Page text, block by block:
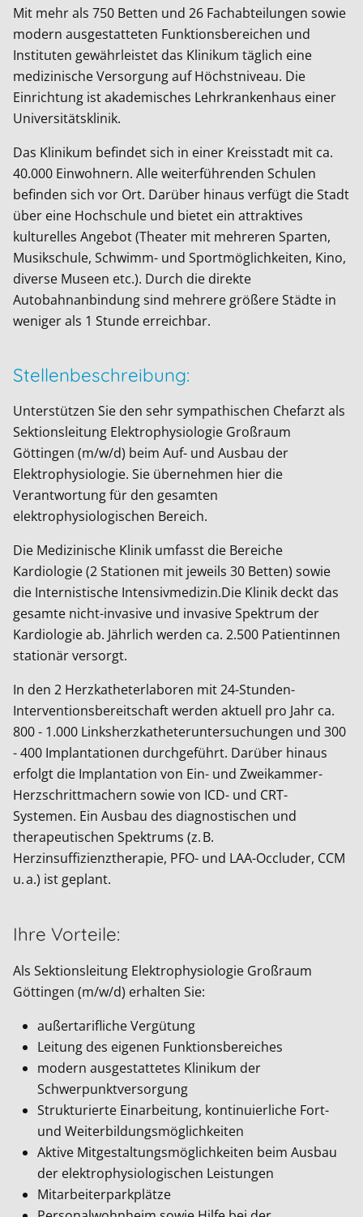
Mit mehr als 750 Betten und 26 Fachabteilungen sowie
modern ausgestatteten Funktionsbereichen und
Instituten gewährleistet das Klinikum täglich eine
medizinische Versorgung auf Höchstniveau. Die
Einrichtung ist akademisches Lehrkrankenhaus einer
Universitätsklinik.
Das Klinikum befindet sich in einer Kreisstadt mit ca.
40.000 Einwohnern. Alle weiterführenden Schulen
befinden sich vor Ort. Darüber hinaus verfügt die Stadt
über eine Hochschule und bietet ein attraktives
kulturelles Angebot (Theater mit mehreren Sparten,
Musikschule, Schwimm- und Sportmöglichkeiten, Kino,
diverse Museen etc.). Durch die direkte
Autobahnanbindung sind mehrere größere Städte in
weniger als 1 Stunde erreichbar.
Stellenbeschreibung:
Unterstützen Sie den sehr sympathischen Chefarzt als
Sektionsleitung Elektrophysiologie Großraum
Göttingen (m/w/d) beim Auf- und Ausbau der
Elektrophysiologie. Sie übernehmen hier die
Verantwortung für den gesamten
elektrophysiologischen Bereich.
Die Medizinische Klinik umfasst die Bereiche
Kardiologie (2 Stationen mit jeweils 30 Betten) sowie
die Internistische Intensivmedizin.Die Klinik deckt das
gesamte nicht-invasive und invasive Spektrum der
Kardiologie ab. Jährlich werden ca. 2.500 Patientinnen
stationär versorgt.
In den 2 Herzkatheterlaboren mit 24-Stunden-
Interventionsbereitschaft werden aktuell pro Jahr ca.
800 - 1.000 Linksherzkatheteruntersuchungen und 300
- 400 Implantationen durchgeführt. Darüber hinaus
erfolgt die Implantation von Ein- und Zweikammer-
Herzschrittmachern sowie von ICD- und CRT-
Systemen. Ein Ausbau des diagnostischen und
therapeutischen Spektrums (z. B.
Herzinsuffizienztherapie, PFO- und LAA-Occluder, CCM
u. a.) ist geplant.
Ihre Vorteile:
Als Sektionsleitung Elektrophysiologie Großraum
Göttingen (m/w/d) erhalten Sie:
außertarifliche Vergütung
Leitung des eigenen Funktionsbereiches
modern ausgestattetes Klinikum der
Schwerpunktversorgung
Strukturierte Einarbeitung, kontinuierliche Fort-
und Weiterbildungsmöglichkeiten
Aktive Mitgestaltungsmöglichkeiten beim Ausbau
der elektrophysiologischen Leistungen
Mitarbeiterparkplätze